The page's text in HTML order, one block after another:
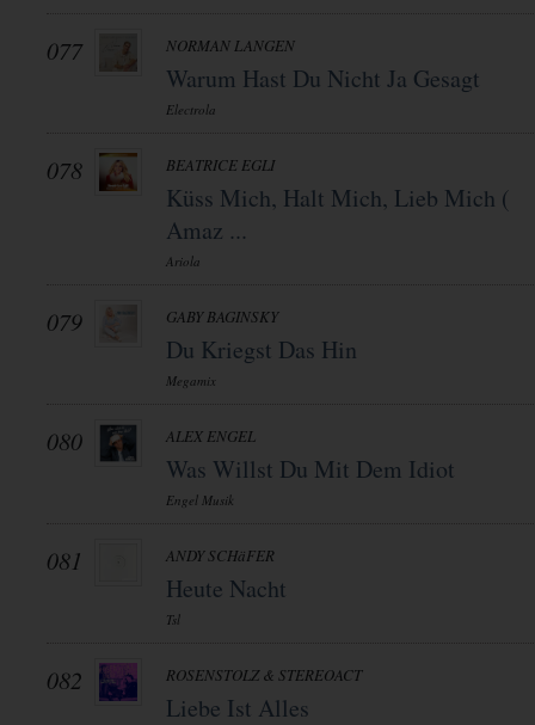
077 NORMAN LANGEN
Warum Hast Du Nicht Ja Gesagt
Electrola
078 BEATRICE EGLI
Küss Mich, Halt Mich, Lieb Mich (
Amaz ...
Ariola
079 GABY BAGINSKY
Du Kriegst Das Hin
Megamix
080 ALEX ENGEL
Was Willst Du Mit Dem Idiot
Engel Musik
081 ANDY SCHäFER
Heute Nacht
Tsl
082 ROSENSTOLZ & STEREOACT
Liebe Ist Alles